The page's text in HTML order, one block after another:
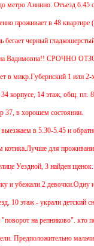
Аннино. Отъезд 6.45
проживает в 48 квартире
черный
Вадимовна!! СРОЧНО
микр.Губернский 1 или 2-х
корпусе, 14 этаж, общ. пл.
в хорошем состоянии.
в 5.30-5.45 и
для проживания
Уездной, 3 найден щенок.
2 девочки.Одну из
10 этаж - украли детский
на репниково". кто